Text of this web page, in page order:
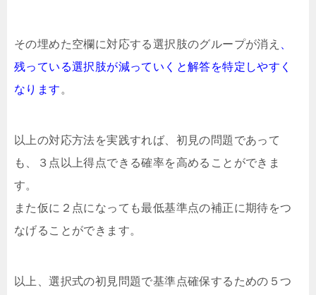
その埋めた空欄に対応する選択肢のグループが消え
残っている選択肢が減っていくと解答を特定しやすく
なります 。
以上の対応方法を実践すれば、初見の問題であって
も、３点以上得点できる確率を高めることができま
す。
また仮に２点になっても最低基準点の補正に期待をつ
なげることができます。
以上、選択式の初見問題で基準点確保するための５つ